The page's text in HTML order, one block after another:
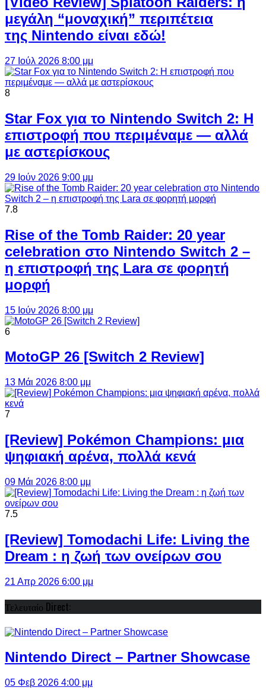
μεγάλη “μοναχική” περιπέτεια
της Nintendo είναι εδώ!
27 Ιούλ 2026 8:00 μμ
8
Star Fox για το Nintendo Switch 2: Η
επιστροφή που περιμέναμε — αλλά
με αστερίσκους
29 Ιούν 2026 9:00 μμ
7.8
Rise of the Tomb Raider: 20 year
celebration στο Nintendo Switch 2 –
η επιστροφή της Lara σε φορητή
μορφή
15 Ιούν 2026 8:00 μμ
6
MotoGP 26 [Switch 2 Review]
13 Μάι 2026 8:00 μμ
7
[Review] Pokémon Champions: μια
ψηφιακή αρένα, πολλά κενά
09 Μάι 2026 8:00 μμ
7.5
[Review] Tomodachi Life: Living the
Dream : η ζωή των ονείρων σου
21 Απρ 2026 6:00 μμ
Τελευταίο Direct:
Nintendo Direct – Partner Showcase
05 Φεβ 2026 4:00 μμ